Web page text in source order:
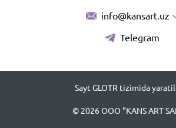
info@kansart.uz
Telegram
Sayt GLOTR tizimida
© 2026 OOO "KANS ART